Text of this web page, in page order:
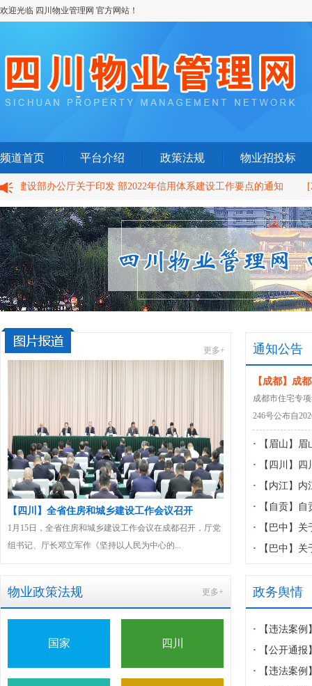
欢迎光临 四川物业管理网 官方网站！
频道首页 平台介绍 政策法规 物业招投标
设部办公厅关于印发 部2022年信用体系建设工作要点的通知
更多+
设工作会议召开
工作会议在成都召开，厅党
人民为中心的...
【全国】全国住房城乡建设工作会议在京召开
全国住房城乡建设工作会议在京召开接续奋斗全面发力
现“十五五”住房城乡建设高质量发展良好开...
通知公告
【成都】成
版）
成都市住宅专
246号公布自
·
【眉山】
物业服务项
见稿）》公
·
【四川】
住宅小区公
·
【内江】
《内江市规
（征求意见
·
【自贡】
服务突出问
·
【巴中】
服务项目管
·
【巴中】
物业政策法规 更多+
国家 四川
政务舆情
·
【违法案
专项整治典
·
【公开通
案例通报（
·
【违法案